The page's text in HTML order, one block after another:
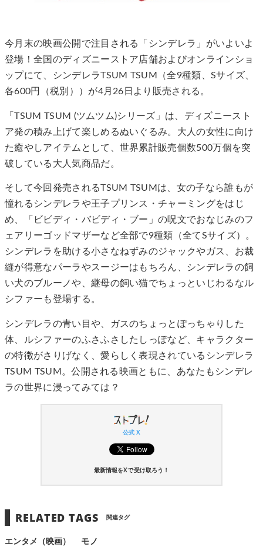
今月末の映画公開で注目される「シンデレラ」がいよいよ
登場！全国のディズニーストア店舗およびオンラインショ
ップにて、シンデレラTSUM TSUM（全9種類、Sサイズ、
各600円（税別））が4月26日より販売される。
「TSUM TSUM (ツムツム)シリーズ」は、ディズニースト
ア発の積み上げて楽しめるぬいぐるみ。大人の女性に向け
た癒やしアイテムとして、世界累計販売個数500万個を突
破している大人気商品だ。
そして今回発売されるTSUM TSUMは、女の子なら誰もが
憧れるシンデレラや王子プリンス・チャーミングをはじ
め、「ビビディ・バビディ・ブー」の呪文でおなじみのフ
ェアリーゴッドマザーなど全部で9種類（全てSサイズ）。
シンデレラを助ける小さなねずみのジャックやガス、お裁
縫が得意なパーラやスージーはもちろん、シンデレラの飼
い犬のブルーノや、継母の飼い猫でちょっといじわるなル
シファーも登場する。
シンデレラの青い目や、ガスのちょっとぽっちゃりした
体、ルシファーのふさふさしたしっぽなど、キャラクター
の特徴がさりげなく、愛らしく表現されているシンデレラ
TSUM TSUM。公開される映画ともに、あなたもシンデレ
ラの世界に浸ってみては？
公式 X
最新情報をXで受け取ろう！
RELATED TAGS 関連タグ
エンタメ（映画） モノ